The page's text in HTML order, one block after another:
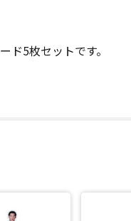
ド5枚セットです。